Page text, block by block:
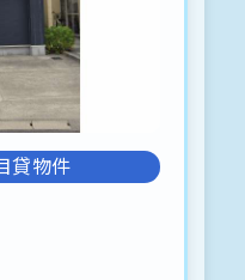
0843 青森
です。
でも可能です
約をお願いし
貸物件